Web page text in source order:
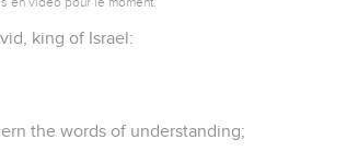
king of Israel:
the words of understanding;